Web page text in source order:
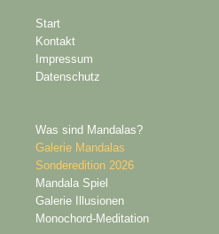
Start
Kontakt
Impressum
Datenschutz
Was sind Mandalas?
Galerie Mandalas
Sonderedition 2026
Mandala Spiel
Galerie Illusionen
Monochord-Meditation